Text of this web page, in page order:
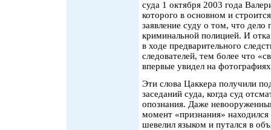
суда 1 октября 2003 года
которого в основном и
заявление суду о том, что
криминальной полицией. И
в ходе предварительного
следователей, тем более что
впервые увидел на
Эти слова Цаккера получили
заседаний суда, когда суд
опознания. Даже
момент «признания»
шевелил языком и путался в